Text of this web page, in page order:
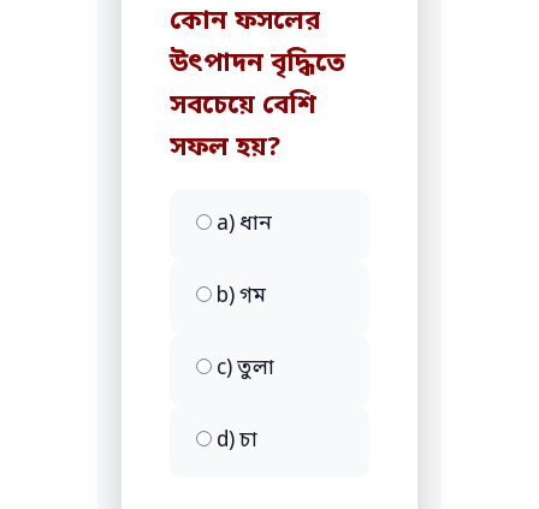
কোন ফসলের
উৎপাদন বৃদ্ধিতে
সবচেয়ে বেশি
সফল হয়?
a) ধান
b) গম
c) তুলা
d) চা